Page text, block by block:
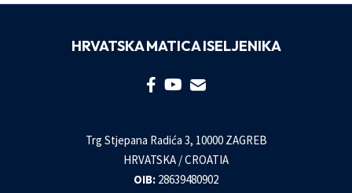
HRVATSKA MATICA ISELJENIKA
Trg Stjepana Radića 3, 10000 ZAGREB
HRVATSKA / CROATIA
OIB: 28639480902